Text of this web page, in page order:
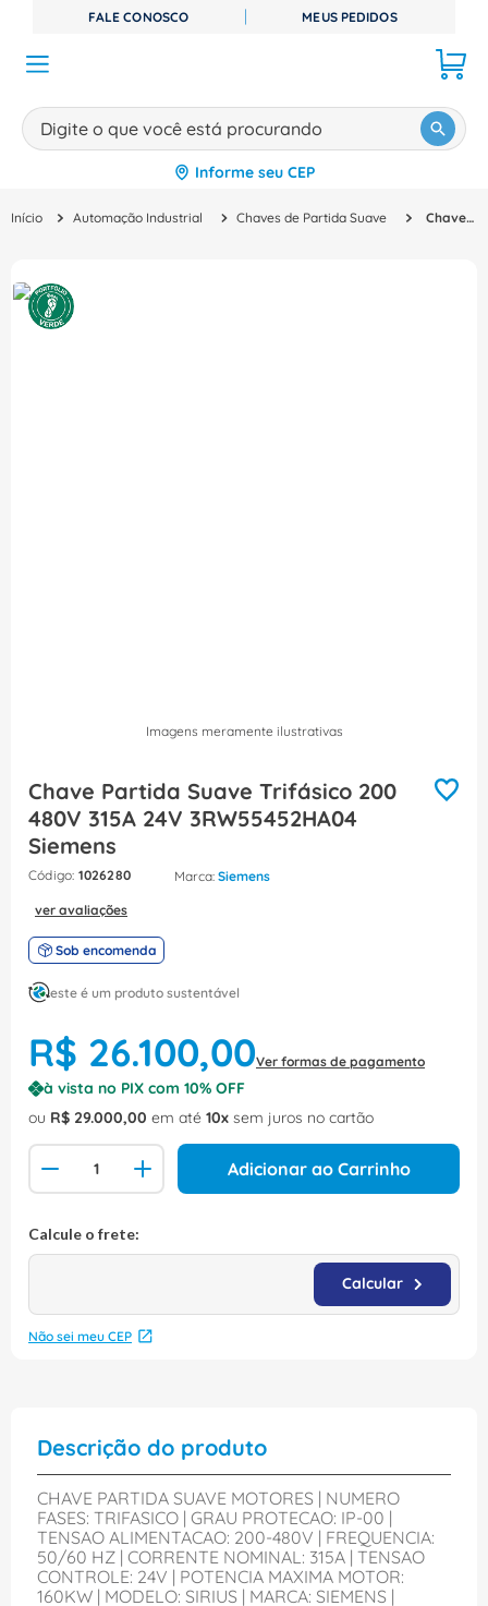
FALE CONOSCO MEUS PEDIDOS
Digite o que você está procurando
Informe seu CEP
Automação Industrial Chaves de Partida Suave Chave Partida Suave Trifásico 200 480V 315A 24V 3RW55452HA04 Siemens
Imagens meramente ilustrativas
Chave Partida Suave Trifásico 200
480V 315A 24V 3RW55452HA04
Siemens
: 1026280 Siemens
ver avaliações
Sob encomenda
este é um produto sustentável
R$ 26.100,00Ver formas de pagamento
à vista no PIX com 10% OFF
ou R$ 29.000,00 em até 10 sem juros no cartão
Adicionar ao Carrinho
Não sei meu CEP
Descrição do produto
CHAVE PARTIDA SUAVE MOTORES | NUMERO
FASES: TRIFASICO | GRAU PROTECAO: IP-00 |
TENSAO ALIMENTACAO: 200-480V | FREQUENCIA:
50/60 HZ | CORRENTE NOMINAL: 315A | TENSAO
CONTROLE: 24V | POTENCIA MAXIMA MOTOR:
160KW | MODELO: SIRIUS | MARCA: SIEMENS |
TERMOS MAIS BUSCADOS
º disjuntor
3º